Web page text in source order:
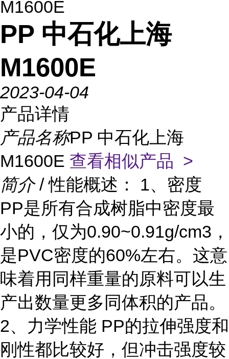
M1600E
PP 中石化上海
M1600E
2023-04-04
产品详情
产品名称PP 中石化上海
M1600E 查看相似产品 >
简介 / 性能概述： 1、密度
PP是所有合成树脂中密度最
小的，仅为0.90~0.91g/cm3，
是PVC密度的60%左右。这意
味着用同样重量的原料可以生
产出数量更多同体积的产品。
2、力学性能 PP的拉伸强度和
刚性都比较好，但冲击强度较